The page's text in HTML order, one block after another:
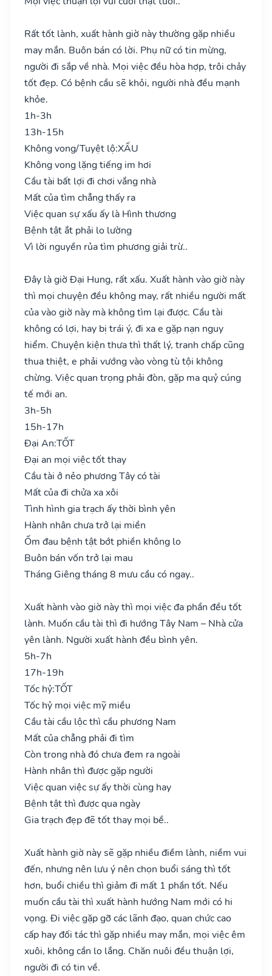
Rất tốt lành, xuất hành giờ này thường gặp nhiều
may mắn. Buôn bán có lời. Phụ nữ có tin mừng,
người đi sắp về nhà. Mọi việc đều hòa hợp, trôi chảy
tốt đẹp. Có bệnh cầu sẽ khỏi, người nhà đều mạnh
khỏe.
1h-3h
13h-15h
Không vong/Tuyệt lộ:XẤU
Không vong lặng tiếng im hơi
Cầu tài bất lợi đi chơi vắng nhà
Mất của tìm chẳng thấy ra
Việc quan sự xấu ấy là Hình thương
Bệnh tật ắt phải lo lường
Vì lời nguyền rủa tìm phương giải trừ..
Đây là giờ Đại Hung, rất xấu. Xuất hành vào giờ này
thì mọi chuyện đều không may, rất nhiều người mất
của vào giờ này mà không tìm lại được. Cầu tài
không có lợi, hay bị trái ý, đi xa e gặp nạn nguy
hiểm. Chuyện kiện thưa thì thất lý, tranh chấp cũng
thua thiệt, e phải vướng vào vòng tù tội không
chừng. Việc quan trọng phải đòn, gặp ma quỷ cúng
tế mới an.
3h-5h
15h-17h
Đại An:TỐT
Đại an mọi việc tốt thay
Cầu tài ở nẻo phương Tây có tài
Mất của đi chửa xa xôi
Tình hình gia trạch ấy thời bình yên
Hành nhân chưa trở lại miền
Ốm đau bệnh tật bớt phiền không lo
Buôn bán vốn trở lại mau
Tháng Giêng tháng 8 mưu cầu có ngay..
Xuất hành vào giờ này thì mọi việc đa phần đều tốt
lành. Muốn cầu tài thì đi hướng Tây Nam – Nhà cửa
yên lành. Người xuất hành đều bình yên.
5h-7h
17h-19h
Tốc hỷ:TỐT
Tốc hỷ mọi việc mỹ miều
Cầu tài cầu lộc thì cầu phương Nam
Mất của chẳng phải đi tìm
Còn trong nhà đó chưa đem ra ngoài
Hành nhân thì được gặp người
Việc quan việc sự ấy thời cùng hay
Bệnh tật thì được qua ngày
Gia trạch đẹp đẽ tốt thay mọi bề..
Xuất hành giờ này sẽ gặp nhiều điềm lành, niềm vui
đến, nhưng nên lưu ý nên chọn buổi sáng thì tốt
hơn, buổi chiều thì giảm đi mất 1 phần tốt. Nếu
muốn cầu tài thì xuất hành hướng Nam mới có hi
vọng. Đi việc gặp gỡ các lãnh đạo, quan chức cao
cấp hay đối tác thì gặp nhiều may mắn, mọi việc êm
xuôi, không cần lo lắng. Chăn nuôi đều thuận lợi,
người đi có tin về.